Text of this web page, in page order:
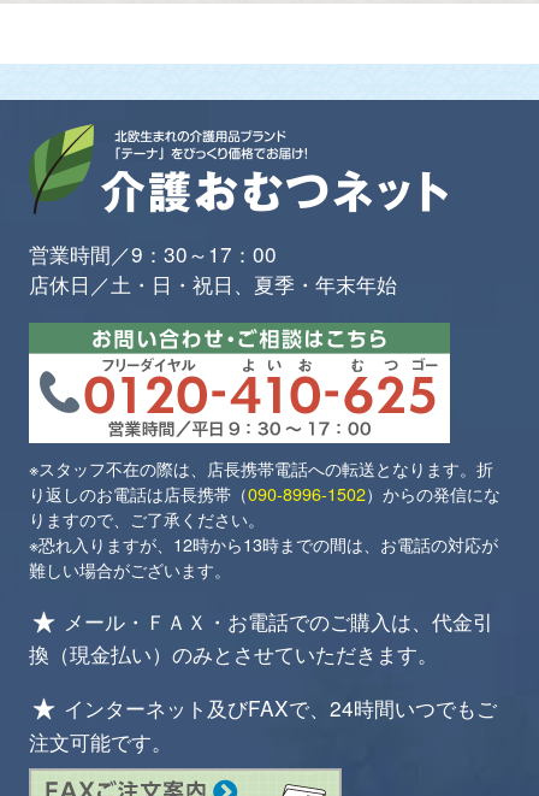
営業時間／9：30～17：00
店休日／土・日・祝日、夏季・年末年始
※スタッフ不在の際は、店長携帯電話への転送となります。折
り返しのお電話は店長携帯（090-8996-1502）からの発信にな
りますので、ご了承ください。
※恐れ入りますが、12時から13時までの間は、お電話の対応が
難しい場合がございます。
メール・ＦＡＸ・お電話でのご購入は、代金引
換（現金払い）のみとさせていただきます。
インターネット及びFAXで、24時間いつでもご
注文可能です。